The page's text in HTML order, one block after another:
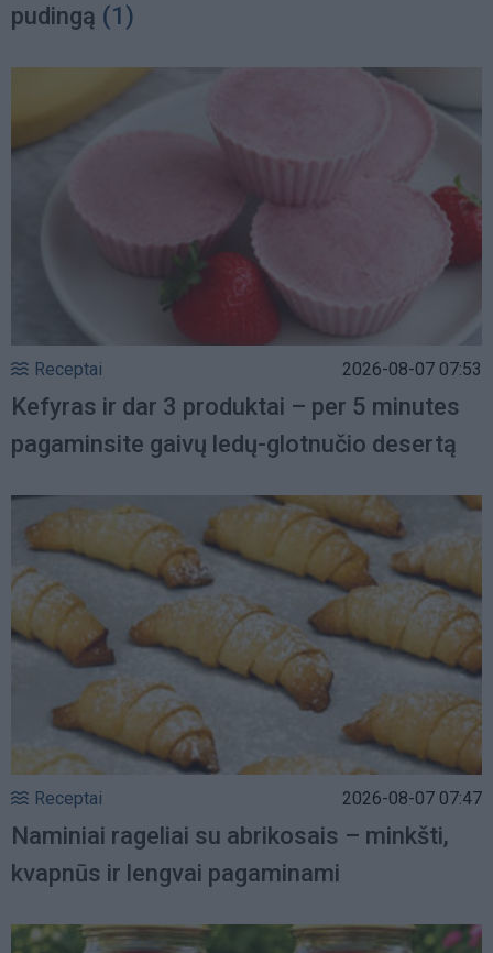
pudingą (1)
Receptai 2026-08-07 07:53
Kefyras ir dar 3 produktai – per 5 minutes
pagaminsite gaivų ledų-glotnučio desertą
Receptai 2026-08-07 07:47
Naminiai rageliai su abrikosais – minkšti,
kvapnūs ir lengvai pagaminami